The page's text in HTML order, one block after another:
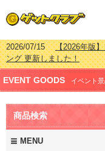
2026/07/15【2026年版
ング 更新しました！
2026/04/03【2026年版
2999円編］もらってうれし
2026/02/16【2026年版
新しました！
2026/02/03
2999円編］もらってうれ
EVENT GOODS イベント
商品検索
MENU